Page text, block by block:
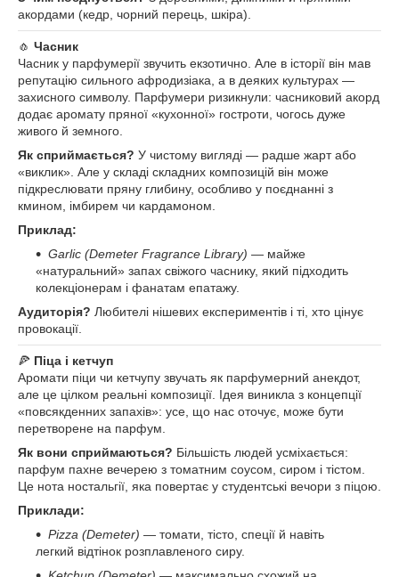
акордами (кедр, чорний перець, шкіра).
🧄 Часник
Часник у парфумерії звучить екзотично. Але в історії він мав
репутацію сильного афродизіака, а в деяких культурах —
захисного символу. Парфумери ризикнули: часниковий акорд
додає аромату пряної «кухонної» гостроти, чогось дуже
живого й земного.
Як сприймається? У чистому вигляді — радше жарт або
«виклик». Але у складі складних композицій він може
підкреслювати пряну глибину, особливо у поєднанні з
кмином, імбирем чи кардамоном.
Приклад:
Garlic (Demeter Fragrance Library) — майже
«натуральний» запах свіжого часнику, який підходить
колекціонерам і фанатам епатажу.
Аудиторія? Любителі нішевих експериментів і ті, хто цінує
провокації.
🍕 Піца і кетчуп
Аромати піци чи кетчупу звучать як парфумерний анекдот,
але це цілком реальні композиції. Ідея виникла з концепції
«повсякденних запахів»: усе, що нас оточує, може бути
перетворене на парфум.
Як вони сприймаються? Більшість людей усміхається:
парфум пахне вечерею з томатним соусом, сиром і тістом.
Це нота ностальгії, яка повертає у студентські вечори з піцою.
Приклади:
Pizza (Demeter) — томати, тісто, спеції й навіть
легкий відтінок розплавленого сиру.